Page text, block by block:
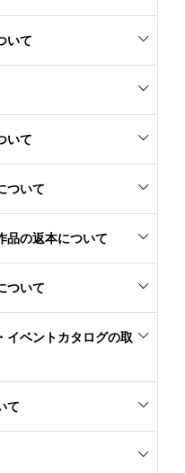
いて
いて
ついて
品の返本について
ついて
イベントカタログの取
て